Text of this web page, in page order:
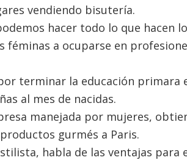
vendiendo bisutería.
hacer todo lo que hacen
féminas a ocuparse en
terminar la educación
al mes de nacidas.
manejada por mujeres,
gurmés a Paris.
habla de las ventajas